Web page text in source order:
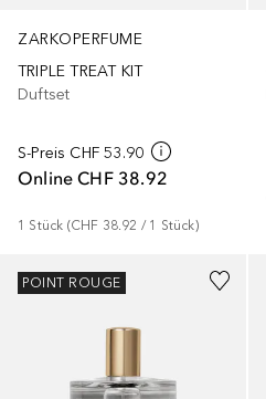
ZARKOPERFUME
TRIPLE TREAT KIT
Duftset
S-Preis CHF 53.90
Online CHF 38.92
1 Stück (CHF 38.92 / 1 Stück)
POINT ROUGE